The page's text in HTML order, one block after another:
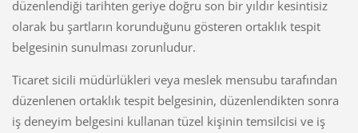
düzenlendiği tarihten geriye doğru son bir yıldır kesintisiz
olarak bu şartların korunduğunu gösteren ortaklık tespit
belgesinin sunulması zorunludur.
Ticaret sicili müdürlükleri veya meslek mensubu tarafından
düzenlenen ortaklık tespit belgesinin, düzenlendikten sonra
iş deneyim belgesini kullanan tüzel kişinin temsilcisi ve iş